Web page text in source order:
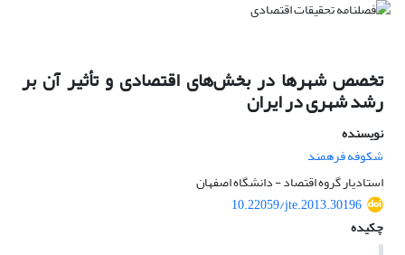
تخصص شهرها در بخش‌های اقتصادی و تأثیر آن بر
رشد شهری در ایران
نویسنده
شکوفه فرهمند
استادیار گروه اقتصاد - دانشگاه اصفهان
10.22059/jte.2013.30196
چکیده